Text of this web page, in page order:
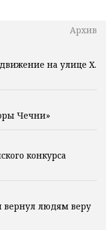
Архив
на улице Х.
Чечни»
конкурса
вернул людям веру